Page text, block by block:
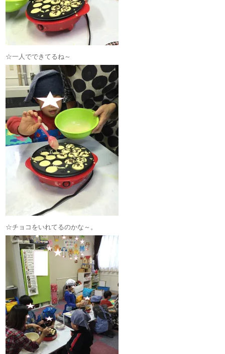
☆一人でできてるね～
☆チョコをいれてるのかな～。